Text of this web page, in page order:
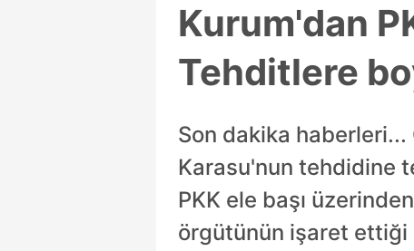
Kurum'dan
Tehditlere
Son dakika haberleri...
Karasu'nun tehdidine
PKK ele başı
örgütünün işaret